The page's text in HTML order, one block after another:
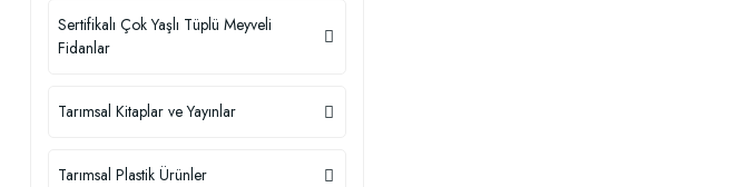
Sertifikalı Çok Yaşlı Tüplü Meyveli
Fidanlar
Tarımsal Kitaplar ve Yayınlar
Tarımsal Plastik Ürünler